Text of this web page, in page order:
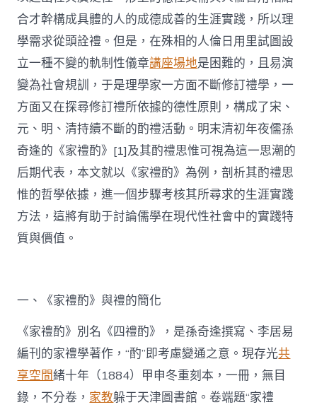
合才幹構成具體的人的成德成善的生涯實踐，所以理
學需求從頭詮禮。但是，在殊相的人倫日用里試圖設
立一種不變的軌制性儀章講座場地是困難的，且易演
變為社會規訓，于是理學家一方面不斷修訂禮學，一
方面又在探尋修訂禮所依據的德性原則，構成了宋、
元、明、清持續不斷的酌禮活動。明末清初年夜儒孫
奇逢的《家禮酌》[1]及其酌禮思惟可視為這一思潮的
后期代表，本文就以《家禮酌》為例，剖析其酌禮思
惟的哲學依據，進一個步驟考核其所尋求的生涯實踐
方法，這將有助于討論儒學在現代性社會中的實踐特
質與價值。
一、《家禮酌》與禮的簡化
《家禮酌》別名《四禮酌》，是孫奇逢撰寫、李居易
編刊的家禮學著作，“酌”即考慮變通之意。現存光共
享空間緒十年（1884）甲申冬重刻本，一冊，無目
錄，不分卷， 家教躲于天津圖書館。卷端題“家禮